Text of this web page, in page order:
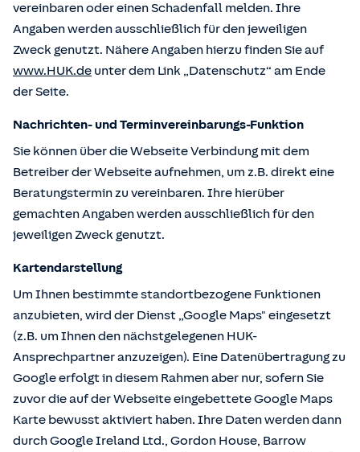
vereinbaren oder einen Schadenfall melden. Ihre
Angaben werden ausschließlich für den jeweiligen
Zweck genutzt. Nähere Angaben hierzu finden Sie auf
www.HUK.de unter dem Link „Datenschutz“ am Ende
der Seite.
Nachrichten- und Terminvereinbarungs-Funktion
Sie können über die Webseite Verbindung mit dem
Betreiber der Webseite aufnehmen, um z.B. direkt eine
Beratungstermin zu vereinbaren. Ihre hierüber
gemachten Angaben werden ausschließlich für den
jeweiligen Zweck genutzt.
Kartendarstellung
Um Ihnen bestimmte standortbezogene Funktionen
anzubieten, wird der Dienst „Google Maps" eingesetzt
(z.B. um Ihnen den nächstgelegenen HUK-
Ansprechpartner anzuzeigen). Eine Datenübertragung zu
Google erfolgt in diesem Rahmen aber nur, sofern Sie
zuvor die auf der Webseite eingebettete Google Maps
Karte bewusst aktiviert haben. Ihre Daten werden dann
durch Google Ireland Ltd., Gordon House, Barrow